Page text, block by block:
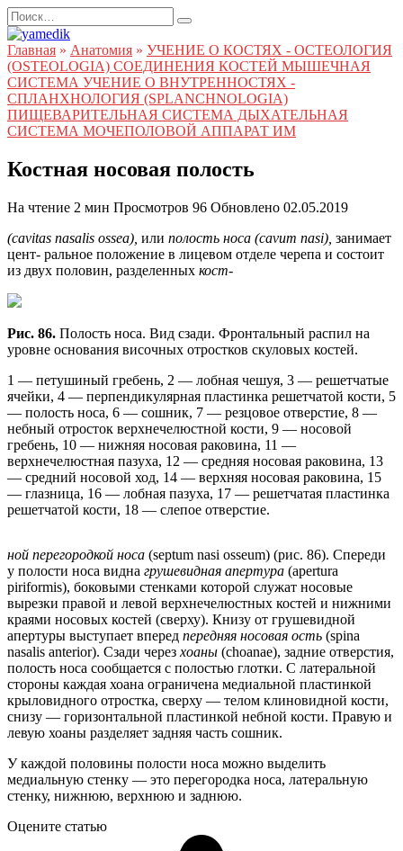
Перейти
к
содержанию
Search
for:
Главная » Анатомия » УЧЕНИЕ О КОСТЯХ - ОСТЕОЛОГИЯ
(OSTEOLOGIA) СОЕДИНЕНИЯ КОСТЕЙ МЫШЕЧНАЯ
СИСТЕМА УЧЕНИЕ О ВНУТРЕННОСТЯХ -
СПЛАНХНОЛОГИЯ (SPLANCHNOLOGIA)
ПИЩЕВАРИТЕЛЬНАЯ СИСТЕМА ДЫХАТЕЛЬНАЯ
СИСТЕМА МОЧЕПОЛОВОЙ АППАРАТ ИМ
Костная носовая полость
На чтение 2 мин Просмотров 96 Обновлено 02.05.2019
(cavitas nasalis ossea), или полость носа (cavum nasi), занимает
цент- ральное положение в лицевом отделе черепа и состоит
из двух половин, разделенных кост-
Рис. 86. Полость носа. Вид сзади. Фронтальный распил на
уровне основания височных отростков скуловых костей.
1 — петушиный гребень, 2 — лобная чешуя, 3 — решетчатые
ячейки, 4 — перпендикулярная пластинка решетчатой кости, 5
— полость носа, 6 — сошник, 7 — резцовое отверстие, 8 —
небный отросток верхнечелюстной кости, 9 — носовой
гребень, 10 — нижняя носовая раковина, 11 —
верхнечелюстная пазуха, 12 — средняя носовая раковина, 13
— средний носовой ход, 14 — верхняя носовая раковина, 15
— глазница, 16 — лобная пазуха, 17 — решетчатая пластинка
решетчатой кости, 18 — слепое отверстие.
ной перегородкой носа (septum nasi osseum) (рис. 86). Спереди
у полости носа видна грушевидная апертура (apertura
piriformis), боковыми стенками которой служат носовые
вырезки правой и левой верхнечелюстных костей и нижними
краями носовых костей (сверху). Книзу от грушевидной
апертуры выступает вперед передняя носовая ость (spina
nasalis anterior). Сзади через хоаны (choanae), задние отверстия,
полость носа сообщается с полостью глотки. С латеральной
стороны каждая хоана ограничена медиальной пластинкой
крыловидного отростка, сверху — телом клиновидной кости,
снизу — горизонтальной пластинкой небной кости. Правую и
левую хоаны разделяет задняя часть сошник.
У каждой половины полости носа можно выделить
медиальную стенку — это перегородка носа, латеральную
стенку, нижнюю, верхнюю и заднюю.
Оцените статью